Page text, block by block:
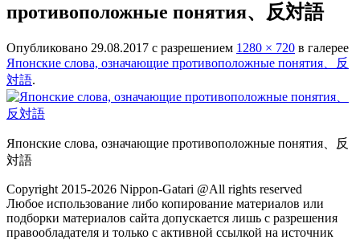
противоположные понятия、反対語
Опубликовано 29.08.2017 с разрешением 1280 × 720 в галерее
Японские слова, означающие противоположные понятия、反
対語.
Японские слова, означающие противоположные понятия、反
対語
Copyright 2015-2026 Nippon-Gatari @All rights reserved
Любое использование либо копирование материалов или
подборки материалов сайта допускается лишь с разрешения
правообладателя и только с активной ссылкой на источник